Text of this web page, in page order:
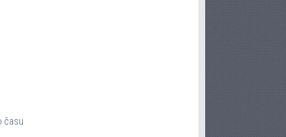
času